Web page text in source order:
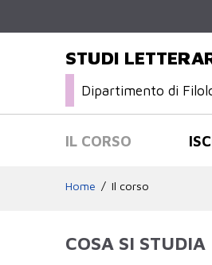
STUDI
Dipartimento di
IL CORSO
Home Il corso
COSA SI STUDIA